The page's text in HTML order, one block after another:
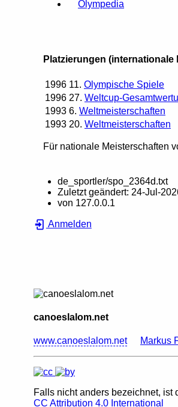
Olympedia
Platzierungen (internationale
1996 11. Olympische Spiele
1996 27. Weltcup-
1993 6. Weltmeisterschaften
1993 20. Weltmeisterschaften
Für nationale Meisterschaften
de_sportler/spo_2364d.txt
Zuletzt geändert: 24-Jul-
von 127.0.0.1
Anmelden
canoeslalom.net
www.canoeslalom.net Markus
Falls nicht anders bezeichnet, ist
CC Attribution 4.0 International